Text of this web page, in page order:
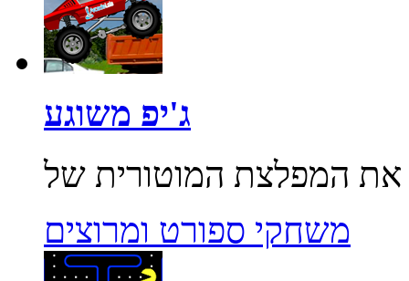
ג'יפ משוגע
משחקי ספורט ומרוצים